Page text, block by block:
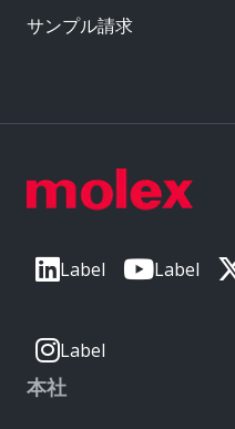
Label Label
Label
本社
サンプル請求